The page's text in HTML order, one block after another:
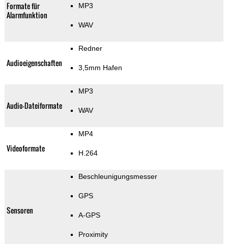
Formate für
Alarmfunktion
MP3
WAV
Audioeigenschaften
Redner
3,5mm Hafen
Audio-Dateiformate
MP3
WAV
Videoformate
MP4
H.264
Sensoren
Beschleunigungsmesser
GPS
A-GPS
Proximity